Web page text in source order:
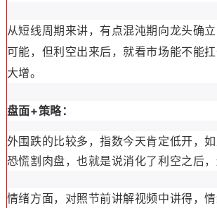
从短线周期来讲，有点混沌期向龙头确
可能，但利空出来后，就看市场能不能
大增。
盘面+策略：
外围跌的比较多，指数今天肯定低开，
恐慌割肉盘，也就是说消化了利空之后，
情绪方面，对照节前讲解视频中讲得，